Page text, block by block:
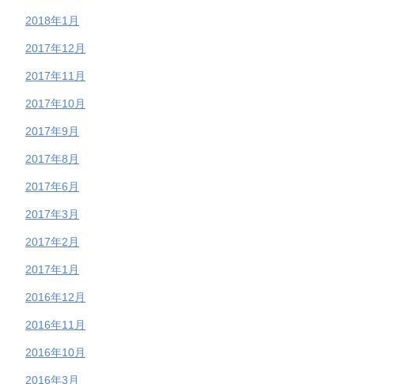
2018年1月
2017年12月
2017年11月
2017年10月
2017年9月
2017年8月
2017年6月
2017年3月
2017年2月
2017年1月
2016年12月
2016年11月
2016年10月
2016年3月